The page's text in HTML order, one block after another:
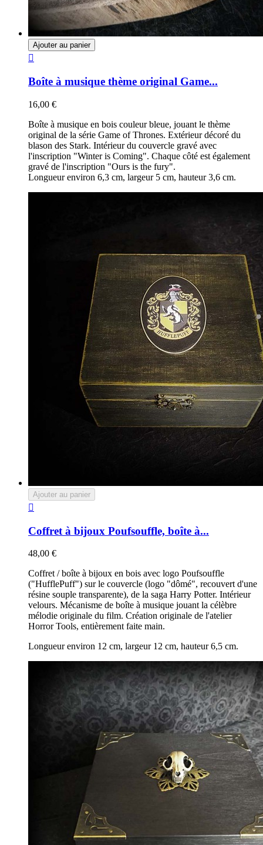
Ajouter au panier

Boîte à musique thème original Game...
16,00 €
Boîte à musique en bois couleur bleue, jouant le thème
original de la série Game of Thrones. Extérieur décoré du
blason des Stark. Intérieur du couvercle gravé avec
l'inscription "Winter is Coming". Chaque côté est également
gravé de l'inscription "Ours is the fury".
Longueur environ 6,3 cm, largeur 5 cm, hauteur 3,6 cm.
Ajouter au panier

Coffret à bijoux Poufsouffle, boîte à...
48,00 €
Coffret / boîte à bijoux en bois avec logo Poufsouffle
("HufflePuff") sur le couvercle (logo "dômé", recouvert d'une
résine souple transparente), de la saga Harry Potter. Intérieur
velours. Mécanisme de boîte à musique jouant la célèbre
mélodie originale du film. Création originale de l'atelier
Horror Tools, entièrement faite main.
Longueur environ 12 cm, largeur 12 cm, hauteur 6,5 cm.